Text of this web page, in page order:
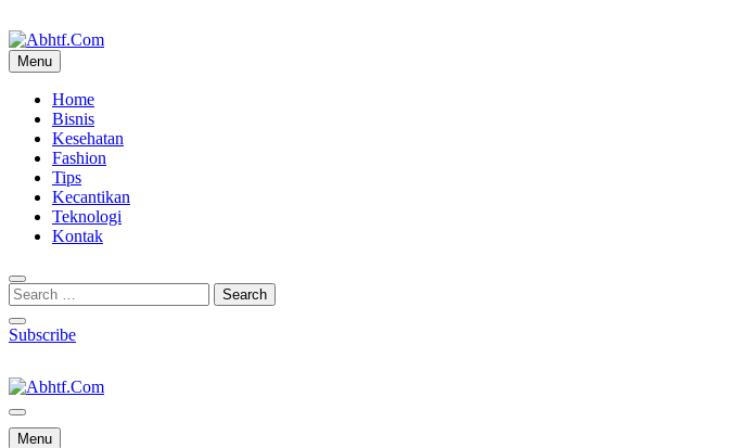
to
content
Menu
Home
Bisnis
Kesehatan
Fashion
Tips
Kecantikan
Teknologi
Kontak
Subscribe
Abhtf.Com
Menu